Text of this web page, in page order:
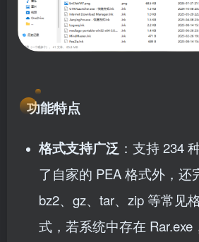
功能特点
格式支持广泛 ：支持 234
了自家的 PEA 格式外，还
bz2、gz、tar、zip 等常见
式，若系统中存在 Rar.exe